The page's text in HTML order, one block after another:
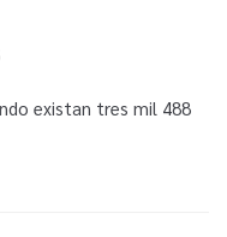
existan tres mil 488